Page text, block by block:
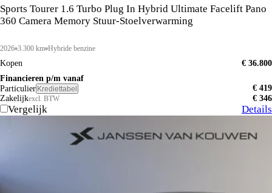
Sports Tourer 1.6 Turbo Plug In Hybrid Ultimate Facelift Pano
360 Camera Memory Stuur-Stoelverwarming
2026 3.300 km Hybride benzine
Kopen
€ 36.800
Financieren p/m vanaf
Particulier Krediettabel
€ 419
Zakelijkexcl. BTW € 346
Vergelijk Details